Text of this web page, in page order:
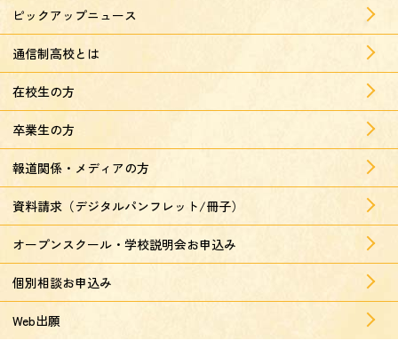
ピックアップニュース
通信制高校とは
在校生の方
卒業生の方
報道関係・メディアの方
資料請求（デジタルパンフレット/冊子）
オープンスクール・学校説明会お申込み
個別相談お申込み
Web出願